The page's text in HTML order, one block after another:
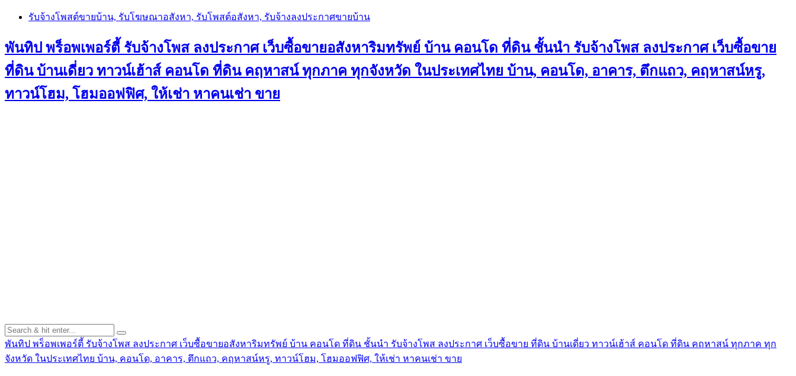
Skip
รับจ้างโพสต์ขายบ้าน, รับโฆษณาอสังหา, รับโพสต์อสังหา, รับจ้างลงประกาศขายบ้าน
พันทิป พร็อพเพอร์ตี้ รับจ้างโพส ลงประกาศ เว็บซื้อขายอสังหาริมทรัพย์ บ้าน คอนโด ที่ดิน ชั้นนำ รับจ้างโพส ลงประกาศ เว็บซื้อขาย
ที่ดิน บ้านเดี่ยว ทาวน์เฮ้าส์ คอนโด ที่ดิน คฤหาสน์ ทุกภาค ทุกจังหวัด ในประเทศไทย บ้าน, คอนโด, อาคาร, ตึกแถว, คฤหาสน์หรู,
ทาวน์โฮม, โฮมออฟฟิศ, ให้เช่า หาคนเช่า ขาย
พันทิป พร็อพเพอร์ตี้ รับจ้างโพส ลงประกาศ เว็บซื้อขายอสังหาริมทรัพย์ บ้าน คอนโด ที่ดิน ชั้นนำ รับจ้างโพส ลงประกาศ เว็บซื้อขาย ที่ดิน บ้านเดี่ยว ทาวน์เฮ้าส์ คอนโด ที่ดิน คฤหาสน์ ทุกภาค ทุก
จังหวัด ในประเทศไทย บ้าน, คอนโด, อาคาร, ตึกแถว, คฤหาสน์หรู, ทาวน์โฮม, โฮมออฟฟิศ, ให้เช่า หาคนเช่า ขาย